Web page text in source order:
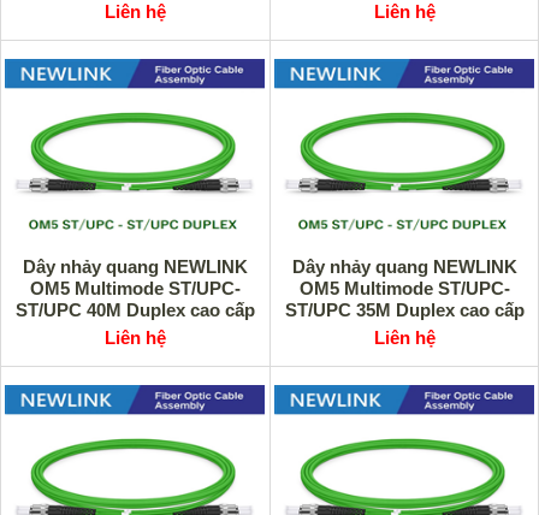
Liên hệ
Liên hệ
Dây nhảy quang NEWLINK
OM5 Multimode ST/UPC-
ST/UPC 40M Duplex cao cấp
Liên hệ
Dây nhảy quang NEWLINK
OM5 Multimode ST/UPC-
ST/UPC 35M Duplex cao cấp
Liên hệ